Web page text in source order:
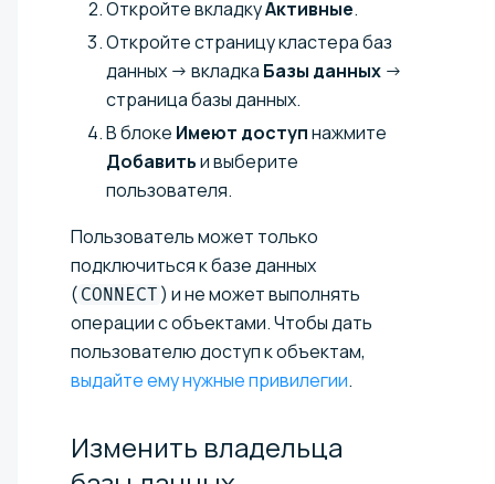
Откройте вкладкуАктивные.
Откройте страницу кластера баз
данных → вкладка Базы данных →
страница базы данных.
В блоке Имеют доступнажмите
Добавитьи выберите
пользователя.
Пользователь может только
подключиться к базе данных
( CONNECT ) и не может выполнять
операции с объектами. Чтобы дать
пользователю доступ к объектам,
выдайте ему нужные привилегии.
Изменить владельца